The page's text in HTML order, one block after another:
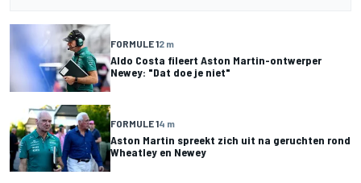
FORMULE 12 m
Aldo Costa fileert Aston Martin-ontwerper
Newey: "Dat doe je niet"
FORMULE 14 m
Aston Martin spreekt zich uit na geruchten rond
Wheatley en Newey